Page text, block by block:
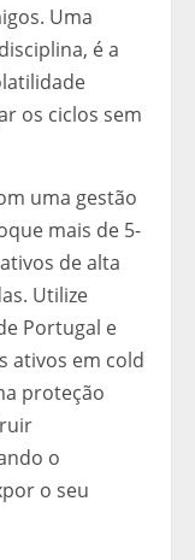
Uma
é a
os ciclos sem
uma gestão
mais de 5-
de alta
Utilize
Portugal e
ativos em cold
proteção
o
o seu